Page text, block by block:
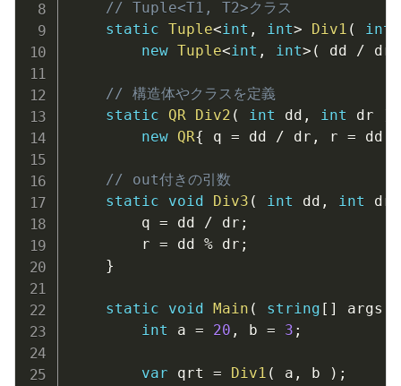
// Tuple<T1, T2>クラス
static Tuple<int , int> Div1 ( int
new Tuple<int , int> ( dd / dr
// 構造体やクラスを定義
static
QR Div2 ( int dd , int dr
new QR{ q = dd / dr , r = dd
// out付きの引数
static
void Div3 ( int dd , int dr
		q
= dd / dr ;
		r
= dd % dr ;
}
static void Main ( string [ ] args
int a = 20 , b = 3 ;
var qrt = Div1 ( a , b ) ;